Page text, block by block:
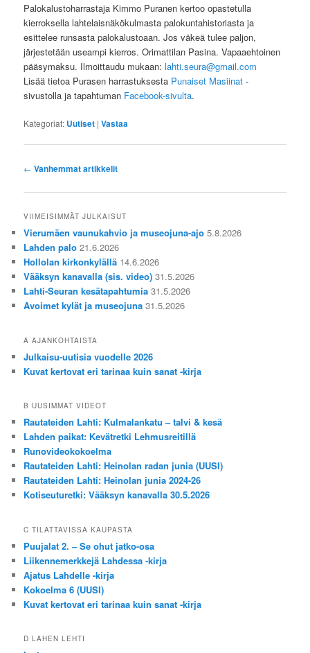
Palokalustoharrastaja Kimmo Puranen kertoo opastetulla
kierroksella lahtelaisnäkökulmasta palokuntahistoriasta ja
esittelee runsasta palokalustoaan. Jos väkeä tulee paljon,
järjestetään useampi kierros. Orimattilan Pasina. Vapaaehtoinen
pääsymaksu. Ilmoittaudu mukaan:lahti.seura@gmail.com
Lisää tietoa Purasen harrastuksesta Punaiset Masiinat -
sivustolla ja tapahtuman Facebook-sivulta.
Kategoriat: Uutiset |Vastaa
Artikkelien
← Vanhemmat artikkelit
VIIMEISIMMÄT JULKAISUT
Vierumäen vaunukahvio ja museojuna-ajo 5.8.2026
Lahden palo 21.6.2026
Hollolan kirkonkylällä 14.6.2026
Vääksyn kanavalla (sis. video) 31.5.2026
Lahti-Seuran kesätapahtumia 31.5.2026
Avoimet kylät ja museojuna 31.5.2026
A AJANKOHTAISTA
Julkaisu-uutisia vuodelle 2026
Kuvat kertovat eri tarinaa kuin sanat -kirja
B UUSIMMAT VIDEOT
Rautateiden Lahti: Kulmalankatu – talvi & kesä
Lahden paikat: Kevätretki Lehmusreitillä
Runovideokokoelma
Rautateiden Lahti: Heinolan radan junia (UUSI)
Rautateiden Lahti: Heinolan junia 2024-26
Kotiseuturetki: Vääksyn kanavalla 30.5.2026
C TILATTAVISSA KAUPASTA
Puujalat 2. – Se ohut jatko-osa
Liikennemerkkejä Lahdessa -kirja
Ajatus Lahdelle -kirja
Kokoelma 6 (UUSI)
Kuvat kertovat eri tarinaa kuin sanat -kirja
D LAHEN LEHTI